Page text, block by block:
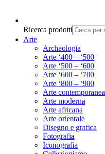
Ricerca prodotti
Arte
Archeologia
Arte ‘400 – ‘500
Arte ‘500 – ‘600
Arte ‘600 – ‘700
Arte ‘800 – ‘900
Arte contemporanea
Arte moderna
Arte africana
Arte orientale
Disegno e grafica
Fotografia
Iconografia